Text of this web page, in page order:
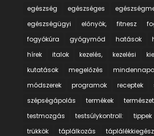
egészség
egészséges
egészségügyi
előnyök, fitnesz
fogyókúra
gyógymód hatások
hírek
italok kezelés, kezelési
kutatások
megelőzés
módszerek
programok receptek
szépségápolás
termékek
testmozgás
testsúlykontroll: tippek
trükkök
táplálkozás